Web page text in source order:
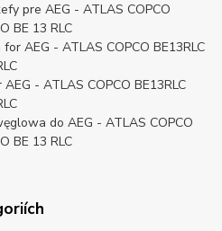
pre AEG - ATLAS COPCO
BE 13 RLC
AEG - ATLAS COPCO BE13RLC
- ATLAS COPCO BE13RLC
do AEG - ATLAS COPCO
BE 13 RLC